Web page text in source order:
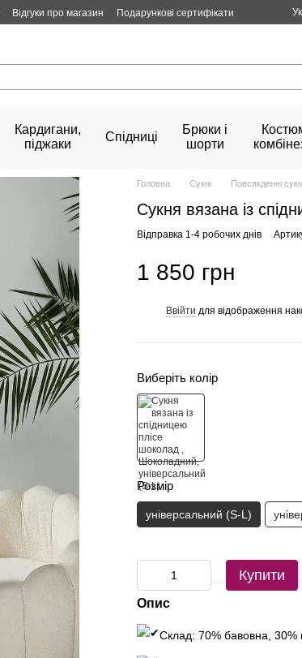
Відгуки про магазин Подарункові сертифікати
Кардигани,
піджаки
Спідниці
Брюки і
шорти
Головна Сукні Повсякденні
Сукня вязана із
Відправка 1-4 робочих днів
1 850 грн
Ввійти для відображення
Виберіть колір
Розмір
універсальний (S-L)
Купити
Опис
Склад: 70% бавовна, 30%